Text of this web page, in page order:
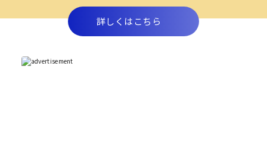
詳しくはこちら